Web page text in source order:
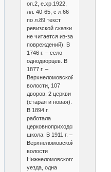
оп.2, е.хр.1922,
лл. 40-65, с л.66
по л.89 текст
ревизской сказки
не читается из-за
повреждений). В
1746 г. – село
однодворцев. В
1877 г. –
Верхнеломовской
волости, 107
дворов, 2 церкви
(старая и новая).
В 1894 г.
работала
церковноприходская
школа. В 1911 г. –
Верхнеломовской
волости
Нижнеломовского
уезда, одна